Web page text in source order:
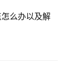
么办以及解